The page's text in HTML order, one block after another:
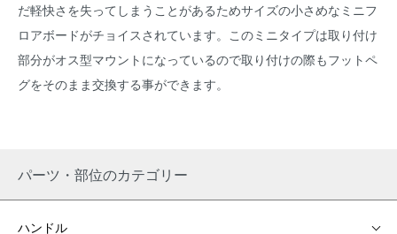
だ軽快さを失ってしまうことがあるためサイズの小さめなミニフ
ロアボードがチョイスされています。このミニタイプは取り付け
部分がオス型マウントになっているので取り付けの際もフットペ
グをそのまま交換する事ができます。
パーツ・部位のカテゴリー
ハンドル